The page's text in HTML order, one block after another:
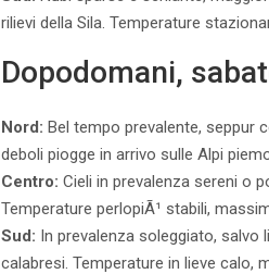
rilievi della Sila. Temperature
Dopodomani,
Nord: Bel tempo prevalente, seppur
deboli piogge in arrivo sulle Alpi
Centro: Cieli in prevalenza sereni o
Temperature perlopiÃ¹ stabili,
Sud: In prevalenza soleggiato, salvo
calabresi. Temperature in lieve calo,